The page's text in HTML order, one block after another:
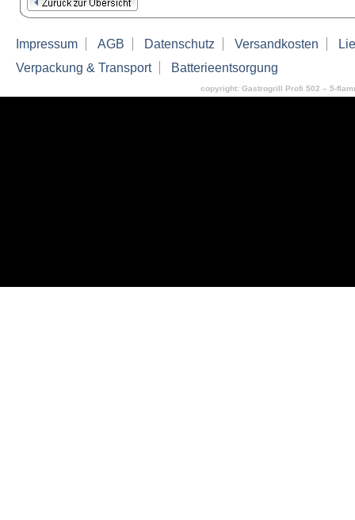
Impressum AGB Datenschutz Versandkosten
Verpackung & Transport
Batterieentsorgung
copyright: Gastrogrill Profi 502 – 5-